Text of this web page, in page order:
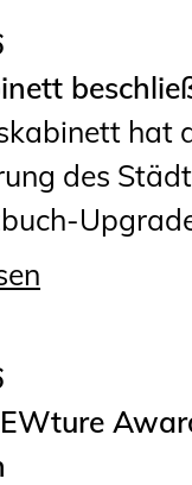
für
mit
hat
des